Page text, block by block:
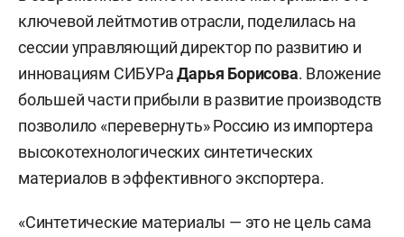
ключевой лейтмотив отрасли, поделилась на
сессии управляющий директор по развитию и
инновациям СИБУРаДарья Борисова. Вложение
большей части прибыли в развитие производств
позволило «перевернуть» Россию из импортера
высокотехнологических синтетических
материалов в эффективного экспортера.
«Синтетические материалы — это не цель сама